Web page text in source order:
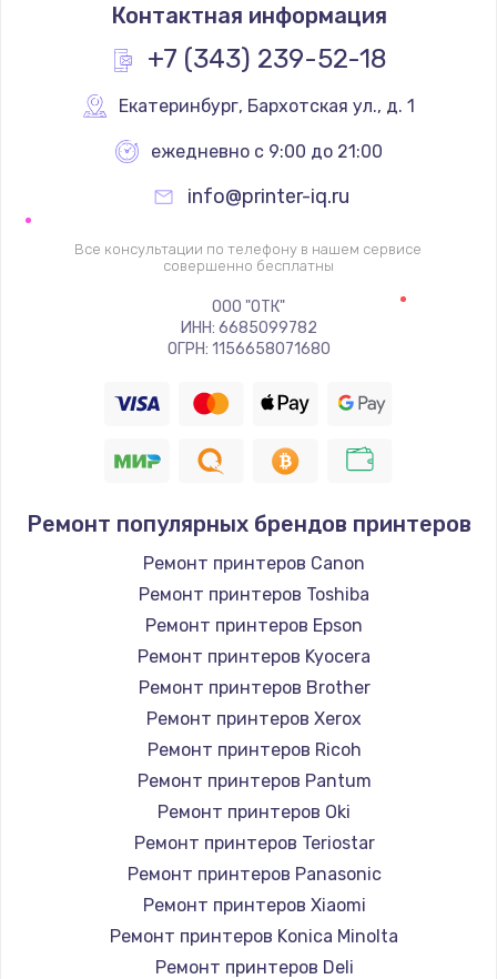
Контактная информация
+7 (343) 239-52-18
Екатеринбург, Бархотская ул., д. 1
ежедневно с 9:00 до 21:00
info@printer-iq.ru
Все консультации по телефону в нашем сервисе
совершенно бесплатны
ООО "ОТК"
ИНН: 6685099782
ОГРН: 1156658071680
Ремонт популярных брендов принтеров
Ремонт принтеров Canon
Ремонт принтеров Toshiba
Ремонт принтеров Epson
Ремонт принтеров Kyocera
Ремонт принтеров Brother
Ремонт принтеров Xerox
Ремонт принтеров Ricoh
Ремонт принтеров Pantum
Ремонт принтеров Oki
Ремонт принтеров Teriostar
Ремонт принтеров Panasonic
Ремонт принтеров Xiaomi
Ремонт принтеров Konica Minolta
Ремонт принтеров Deli